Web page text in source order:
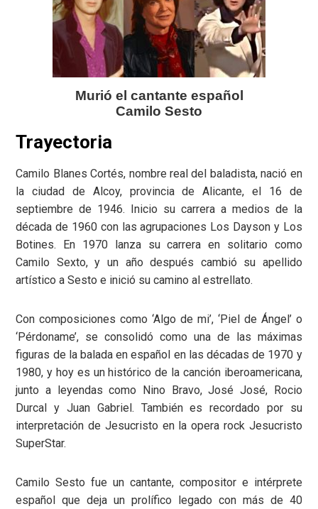
Murió el cantante español
Camilo Sesto
Trayectoria
Camilo Blanes Cortés, nombre real del baladista, nació en
la ciudad de Alcoy, provincia de Alicante, el 16 de
septiembre de 1946. Inicio su carrera a medios de la
década de 1960 con las agrupaciones Los Dayson y Los
Botines. En 1970 lanza su carrera en solitario como
Camilo Sexto, y un año después cambió su apellido
artístico a Sesto e inició su camino al estrellato.
Con composiciones como ‘Algo de mi’, ‘Piel de Ángel’ o
‘Pérdoname’, se consolidó como una de las máximas
figuras de la balada en español en las décadas de 1970 y
1980, y hoy es un histórico de la canción iberoamericana,
junto a leyendas como Nino Bravo, José José, Rocio
Durcal y Juan Gabriel. También es recordado por su
interpretación de Jesucristo en la opera rock Jesucristo
SuperStar.
Camilo Sesto fue un cantante, compositor e intérprete
español que deja un prolífico legado con más de 40